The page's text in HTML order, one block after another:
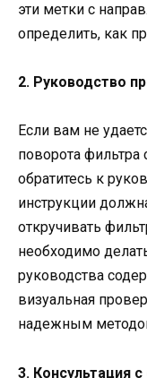
эти метки с
определить, как
2. Руководство
Если вам не
поворота
обратитесь к
инструкции
откручивать
необходимо
руководства
визуальная
надежным
3. Консультация